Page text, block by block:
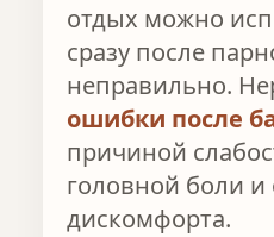
отдых можно
сразу после
неправильно.
ошибки после
причиной
головной боли и
дискомфорта.